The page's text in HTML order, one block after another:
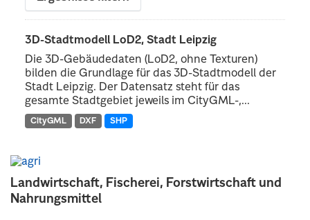
Landwirtschaft, Fischerei, Forstwirtschaft und
Nahrungsmittel
3D-Stadtmodell LoD2, Stadt Leipzig
Die 3D-Gebäudedaten (LoD2, ohne Texturen)
bilden die Grundlage für das 3D-Stadtmodell der
Stadt Leipzig. Der Datensatz steht für das
gesamte Stadtgebiet jeweils im CityGML-,...
CityGML DXF SHP